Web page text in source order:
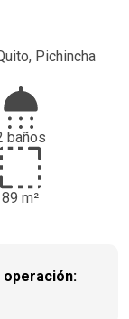
Pichincha
baños
89 m²
operación: